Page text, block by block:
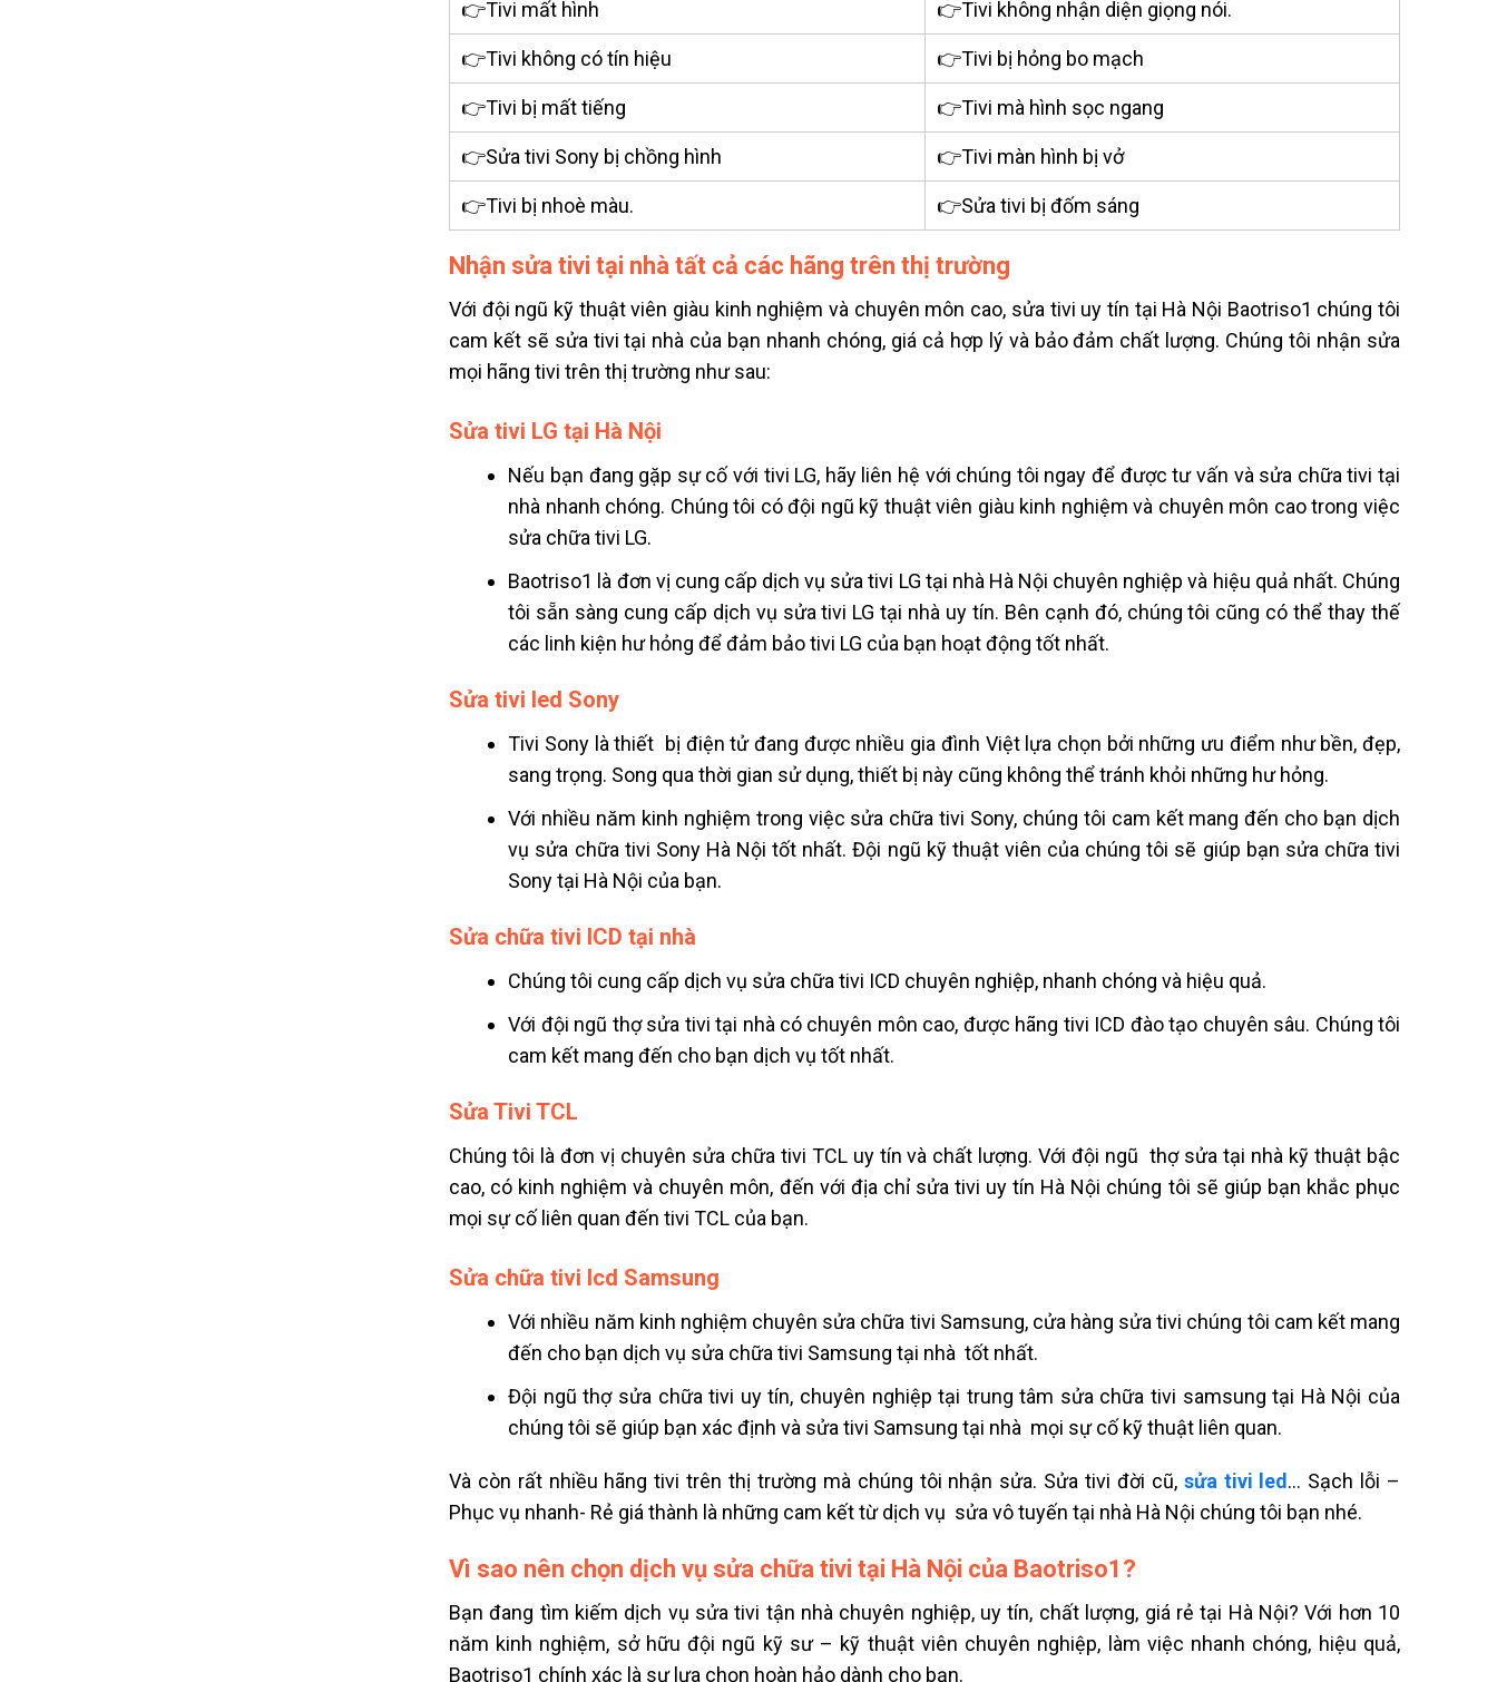
👉Tivi mất hình 👉Tivi không nhận diện giọng nói.
👉Tivi không có tín hiệu 👉Tivi bị hỏng bo mạch
👉Tivi bị mất tiếng 👉Tivi mà hình sọc ngang
👉Sửa tivi Sony bị chồng hình 👉Tivi màn hình bị vở
👉Tivi bị nhoè màu. 👉Sửa tivi bị đốm sáng
Nhận sửa tivi tại nhà tất cả các hãng trên thị trường
Với đội ngũ kỹ thuật viên giàu kinh nghiệm và chuyên môn cao, sửa tivi uy tín tại Hà Nội Baotriso1 chúng tôi
cam kết sẽ sửa tivi tại nhà của bạn nhanh chóng, giá cả hợp lý và bảo đảm chất lượng. Chúng tôi nhận sửa
mọi hãng tivi trên thị trường như sau:
Sửa tivi LG tại Hà Nội
Nếu bạn đang gặp sự cố với tivi LG, hãy liên hệ với chúng tôi ngay để được tư vấn và sửa chữa tivi tại
nhà nhanh chóng. Chúng tôi có đội ngũ kỹ thuật viên giàu kinh nghiệm và chuyên môn cao trong việc
sửa chữa tivi LG.
Baotriso1 là đơn vị cung cấp dịch vụ sửa tivi LG tại nhà Hà Nội chuyên nghiệp và hiệu quả nhất. Chúng
tôi sẵn sàng cung cấp dịch vụ sửa tivi LG tại nhà uy tín. Bên cạnh đó, chúng tôi cũng có thể thay thế
các linh kiện hư hỏng để đảm bảo tivi LG của bạn hoạt động tốt nhất.
Sửa tivi led Sony
Tivi Sony là thiết bị điện tử đang được nhiều gia đình Việt lựa chọn bởi những ưu điểm như bền, đẹp,
sang trọng. Song qua thời gian sử dụng, thiết bị này cũng không thể tránh khỏi những hư hỏng.
Với nhiều năm kinh nghiệm trong việc sửa chữa tivi Sony, chúng tôi cam kết mang đến cho bạn dịch
vụ sửa chữa tivi Sony Hà Nội tốt nhất. Đội ngũ kỹ thuật viên của chúng tôi sẽ giúp bạn sửa chữa tivi
Sony tại Hà Nội của bạn.
Sửa chữa tivi lCD tại nhà
Chúng tôi cung cấp dịch vụ sửa chữa tivi ICD chuyên nghiệp, nhanh chóng và hiệu quả.
Với đội ngũ thợ sửa tivi tại nhà có chuyên môn cao, được hãng tivi ICD đào tạo chuyên sâu. Chúng tôi
cam kết mang đến cho bạn dịch vụ tốt nhất.
Sửa Tivi TCL
Chúng tôi là đơn vị chuyên sửa chữa tivi TCL uy tín và chất lượng. Với đội ngũ thợ sửa tại nhà kỹ thuật bậc
cao, có kinh nghiệm và chuyên môn, đến với địa chỉ sửa tivi uy tín Hà Nội chúng tôi sẽ giúp bạn khắc phục
mọi sự cố liên quan đến tivi TCL của bạn.
Sửa chữa tivi lcd Samsung
Với nhiều năm kinh nghiệm chuyên sửa chữa tivi Samsung, cửa hàng sửa tivi chúng tôi cam kết mang
đến cho bạn dịch vụ sửa chữa tivi Samsung tại nhà tốt nhất.
Đội ngũ thợ sửa chữa tivi uy tín, chuyên nghiệp tại trung tâm sửa chữa tivi samsung tại Hà Nội của
chúng tôi sẽ giúp bạn xác định và sửa tivi Samsung tại nhà mọi sự cố kỹ thuật liên quan.
Và còn rất nhiều hãng tivi trên thị trường mà chúng tôi nhận sửa. Sửa tivi đời cũ,sửa tivi led… Sạch lỗi –
Phục vụ nhanh- Rẻ giá thành là những cam kết từ dịch vụ sửa vô tuyến tại nhà Hà Nội chúng tôi bạn nhé.
Vì sao nên chọn dịch vụ sửa chữa tivi tại Hà Nội của Baotriso1?
Bạn đang tìm kiếm dịch vụ sửa tivi tận nhà chuyên nghiệp, uy tín, chất lượng, giá rẻ tại Hà Nội? Với hơn 10
năm kinh nghiệm, sở hữu đội ngũ kỹ sư – kỹ thuật viên chuyên nghiệp, làm việc nhanh chóng, hiệu quả,
Baotriso1 chính xác là sự lựa chọn hoàn hảo dành cho bạn.